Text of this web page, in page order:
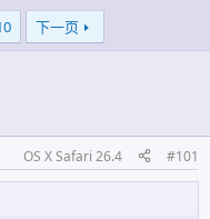
下一页
OS X Safari 26.4 #101